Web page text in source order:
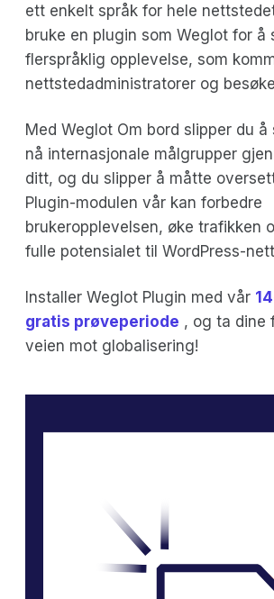
ett enkelt språk for hele
bruke en plugin som Weglot for å
flerspråklig opplevelse, som
nettstedadministratorer og
Med Weglot Om bord slipper du å
nå internasjonale målgrupper
ditt, og du slipper å måtte
Plugin-modulen vår kan forbedre
brukeropplevelsen, øke trafikken
fulle potensialet til WordPress-
Installer Weglot Plugin med vår
gratis prøveperiode , og ta dine
veien mot globalisering!